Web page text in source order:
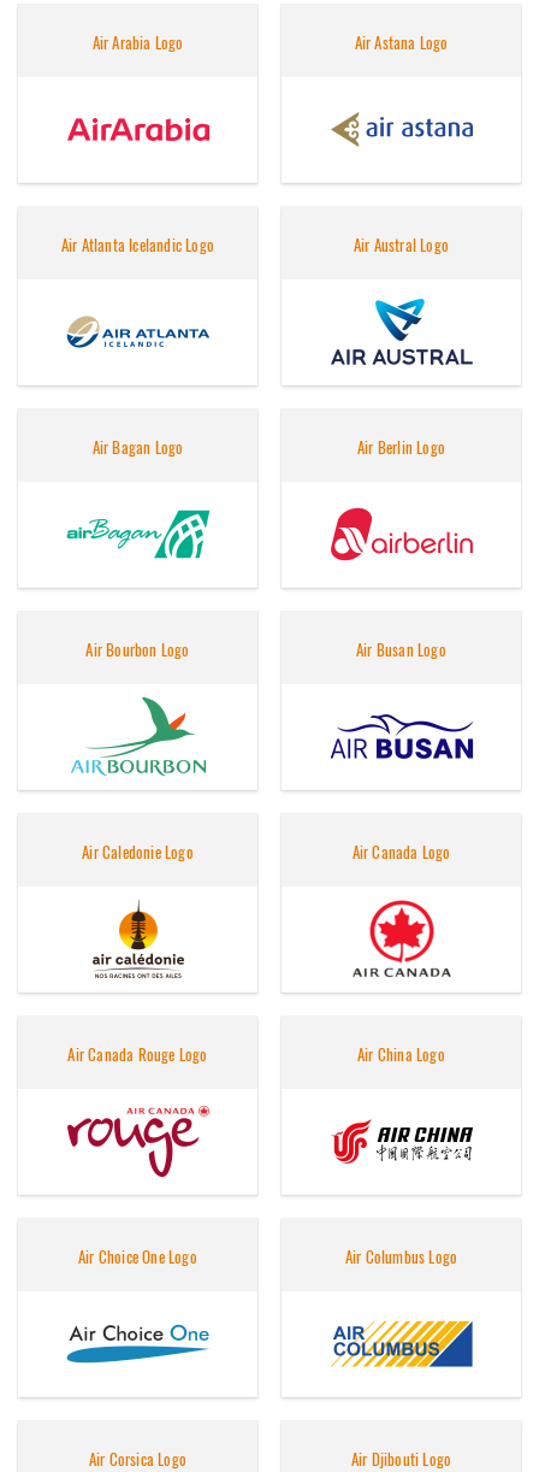
Air Arabia Logo Air Astana Logo
Air Atlanta Icelandic Logo Air Austral Logo
Air Bagan Logo Air Berlin Logo
Air Bourbon Logo Air Busan Logo
Air Caledonie Logo Air Canada Logo
Air Canada Rouge Logo Air China Logo
Air Choice One Logo Air Columbus Logo
Air Corsica Logo Air Djibouti Logo